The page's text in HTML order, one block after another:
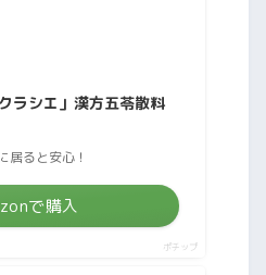
ラシエ」漢方五苓散料
居ると安心！
で購入
ポチップ